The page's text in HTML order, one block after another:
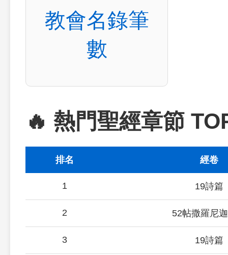
教會名錄筆
數
🔥 熱門聖經章節
排名 經卷
1 19詩篇
2 52帖撒羅尼
3 19詩篇